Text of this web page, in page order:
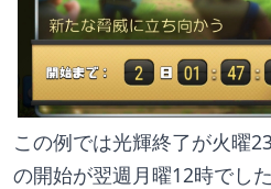
この例では光輝終了が火曜
の開始が翌週月曜12時でし